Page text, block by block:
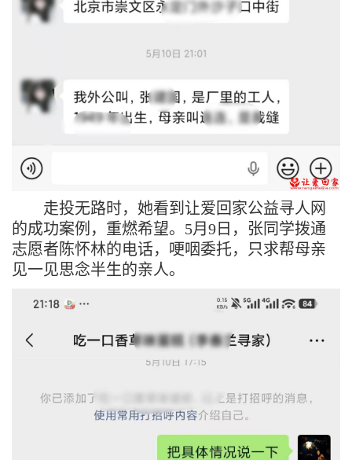
走投无路时，她看到让爱回家公益寻人网
的成功案例，重燃希望。 5月 9 日，张同学拨通
志愿者陈怀林的电话，哽咽委托，只求帮母亲
见一见思念半生的亲人。